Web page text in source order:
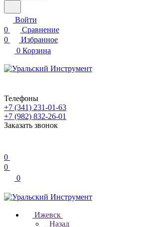
Войти
0
Сравнение
0
Избранное
0 Корзина
Телефоны
+7 (341) 231-01-63
+7 (982) 832-26-01
Заказать звонок
0
0
0
Ижевск
Назад